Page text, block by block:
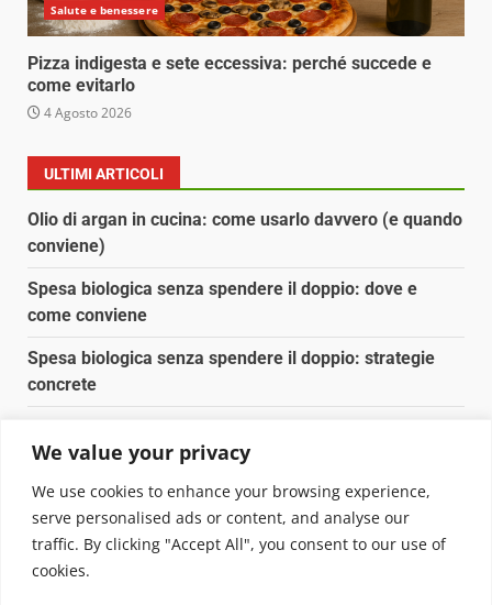
We value your privacy
We use cookies to enhance your browsing experience,
serve personalised ads or content, and analyse our
traffic. By clicking "Accept All", you consent to our use of
cookies.
Salute e benessere
Pizza indigesta e sete eccessiva: perché succede e
come evitarlo
4 Agosto 2026
ULTIMI ARTICOLI
Olio di argan in cucina: come usarlo davvero (e quando
conviene)
Spesa biologica senza spendere il doppio: dove e
come conviene
Spesa biologica senza spendere il doppio: strategie
concrete
Pulizia naturale della casa: 3 ingredienti che
sostituiscono 10 prodotti chimici
Copyright © 2025 Biopianeta.it proprietà di Jws Media